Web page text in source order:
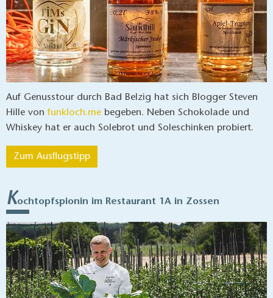
Auf Genusstour durch Bad Belzig hat sich Blogger Steven
Hille vonfunkloch.me begeben. Neben Schokolade und
Whiskey hat er auch Solebrot und Soleschinken probiert.
Zum Ausflugstipp
Kochtopfspionin im Restaurant 1A in Zossen